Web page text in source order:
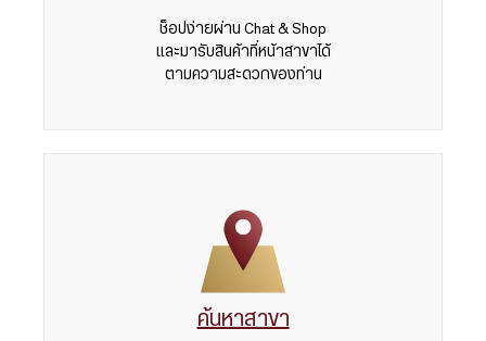
ช็อปง่ายผ่าน Chat & Shop
และมารับสินค้าที่หน้าสาขาได้
ตามความสะดวกของท่าน
ค้นหาสาขา